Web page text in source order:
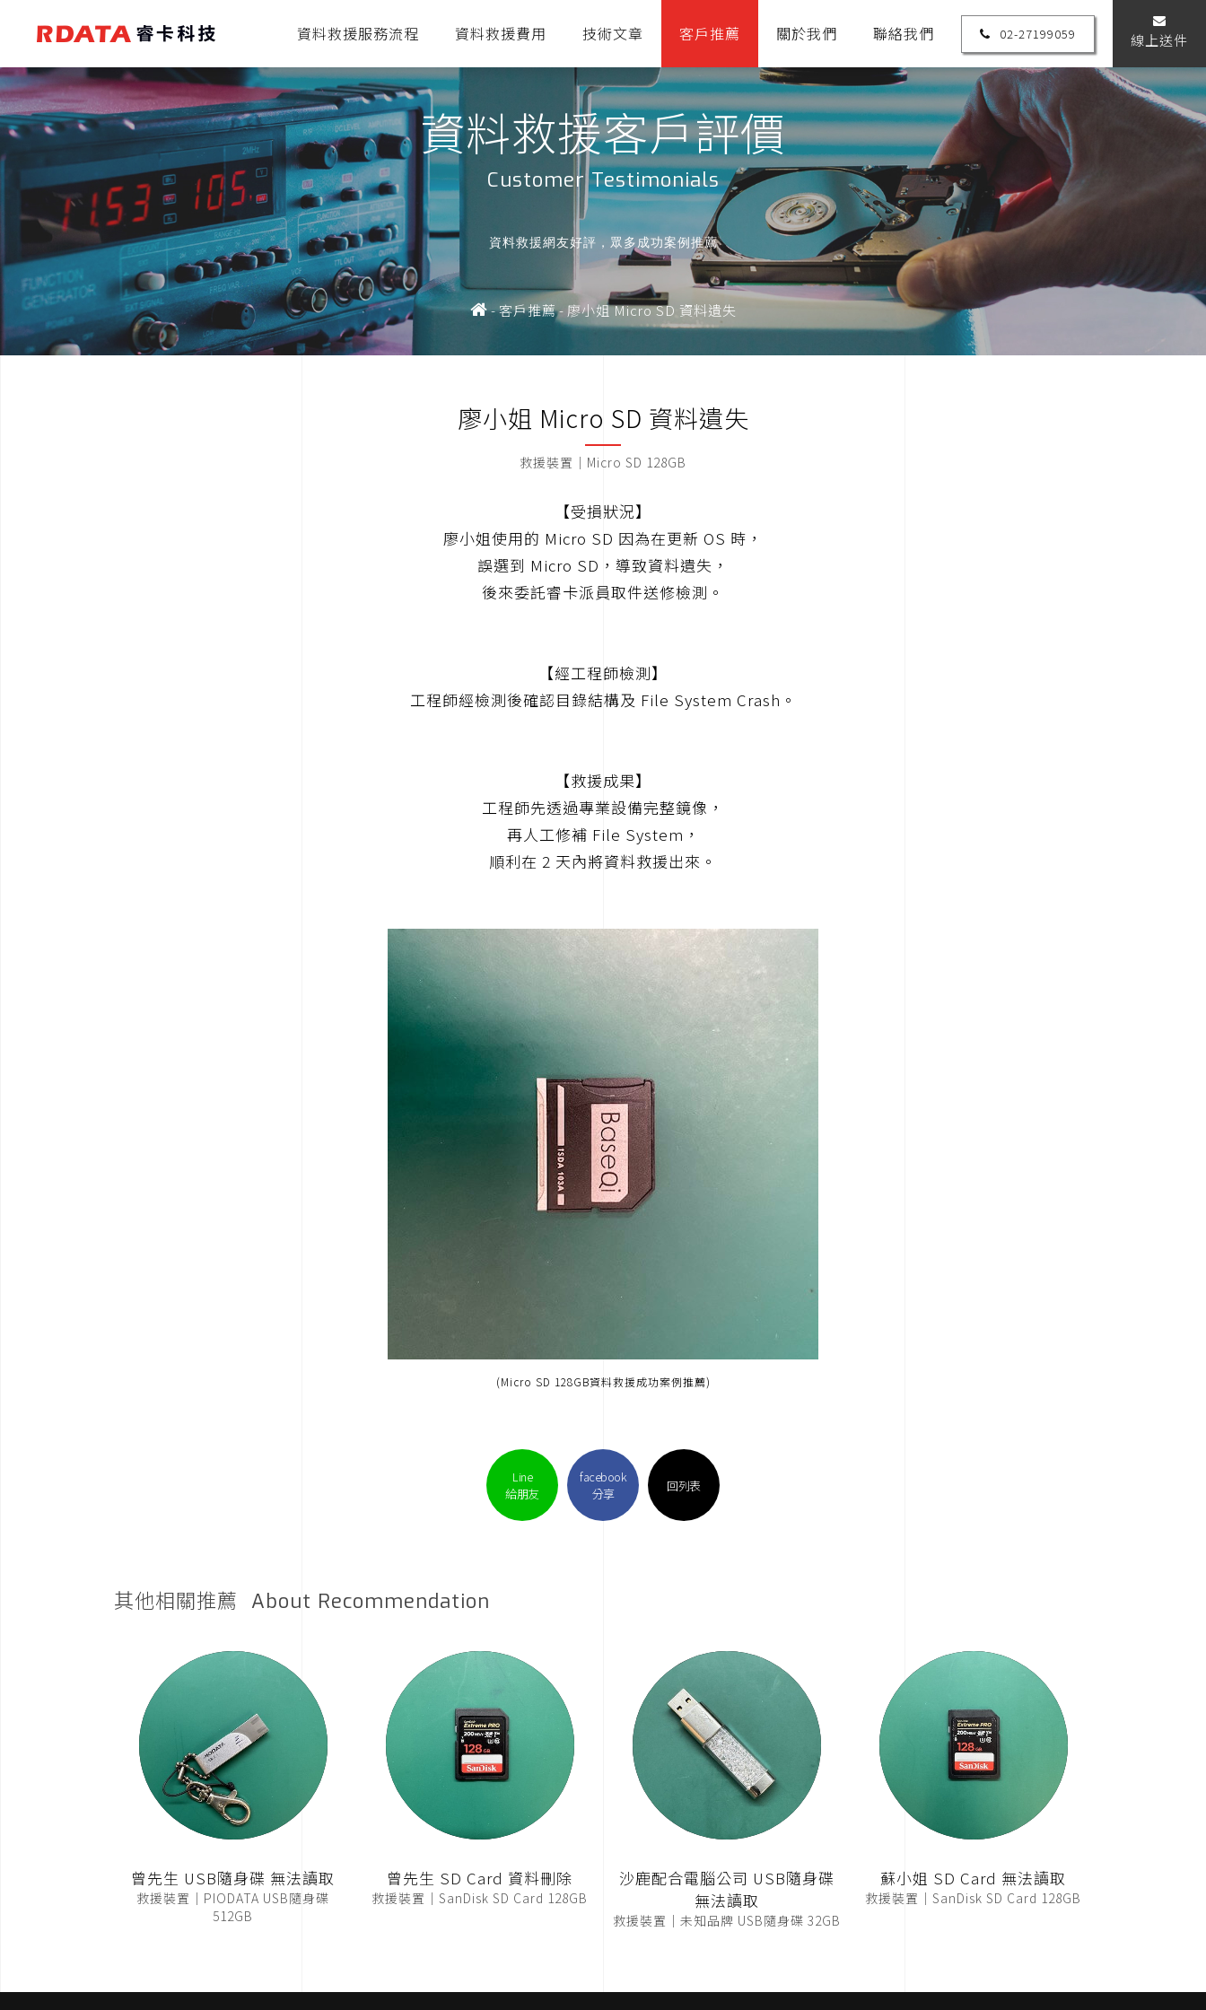
資料救援服務流程 資料救援費用 技術文章 客戶推薦 關於我們 聯絡我們 02-27199059 線上送件
資料救援客戶評價
Customer Testimonials
資料救援網友好評，眾多成功案例推薦
-客戶推薦- 廖小姐 Micro SD 資料遺失
廖小姐 Micro SD 資料遺失
救援裝置｜Micro SD 128GB
【受損狀況】
廖小姐使用的 Micro SD 因為在更新 OS 時，
誤選到 Micro SD，導致資料遺失，
後來委託睿卡派員取件送修檢測。
【經工程師檢測】
工程師經檢測後確認目錄結構及 File System Crash。
【救援成果】
工程師先透過專業設備完整鏡像，
再人工修補 File System，
順利在 2 天內將資料救援出來。
(Micro SD 128GB資料救援成功案例推薦)
Line
給朋友
facebook
分享
回列表
其他相關推薦 About Recommendation
曾先生 USB隨身碟 無法讀取
救援裝置｜PIODATA USB隨身碟
512GB
曾先生 SD Card 資料刪除
救援裝置｜SanDisk SD Card 128GB
沙鹿配合電腦公司 USB隨身碟
無法讀取
救援裝置｜未知品牌 USB隨身碟 32GB
蘇小姐 SD Card 無法讀取
救援裝置｜SanDisk SD Card 128GB